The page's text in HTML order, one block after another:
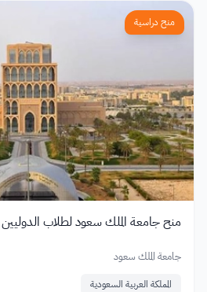
منح دراسية
منح جامعة الملك سعود لطلاب الدوليين في
جامعة الملك سعود
المملكة العربية السعودية